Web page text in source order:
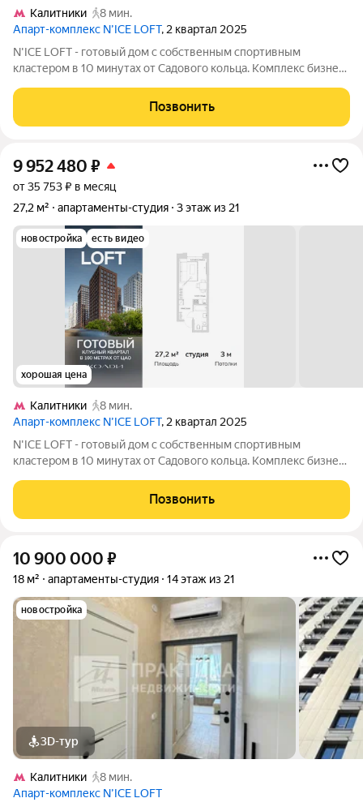
Калитники
8 мин.
Апарт-комплекс N’ICE LOFT, 2 квартал 2025
N'ICE LOFT - готовый дом с собственным спортивным
кластером в 10 минутах от Садового кольца. Комплекс бизнес-
компания КОЛДИ, представляет собой знаковое жилое
пространство, на территории которого
Позвонить
9 952 480 ₽
от 35 753 ₽ в месяц
27,2 м²
апартаменты-студия 3 этаж из 21
новостройка есть видео
хорошая цена
Калитники
8 мин.
Апарт-комплекс N’ICE LOFT, 2 квартал 2025
N'ICE LOFT - готовый дом с собственным спортивным
кластером в 10 минутах от Садового кольца. Комплекс бизнес-
компания КОЛДИ, представляет собой знаковое жилое
пространство, на территории которого
Позвонить
10 900 000 ₽
18 м² апартаменты-студия 14 этаж из 21
новостройка
3D-тур
Калитники
8 мин.
Апарт-комплекс N’ICE LOFT